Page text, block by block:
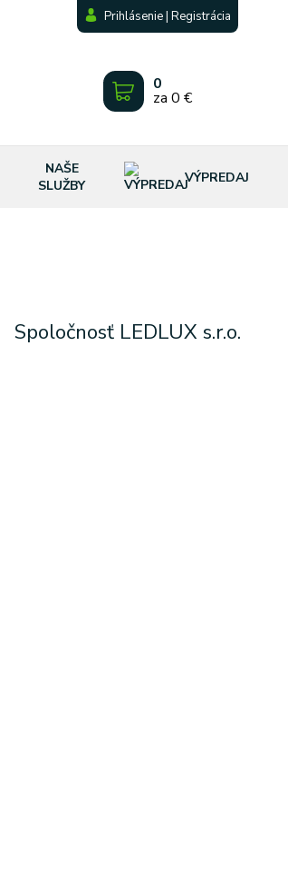
Prihlásenie | Registrácia
0
za 0 €
NAŠE
SLUŽBY
VÝPREDAJ
Spoločnosť LEDLUX s.r.o.